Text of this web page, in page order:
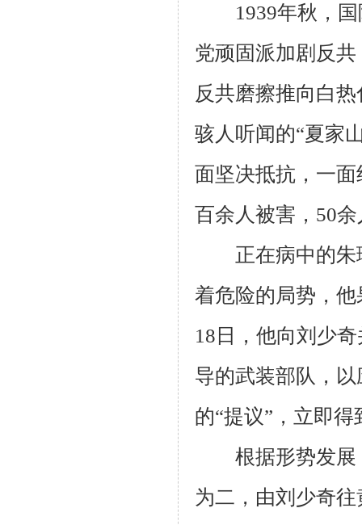
1939年秋，
党顽固派加剧反
反共磨擦推向白
骇人听闻的“夏家
面坚决抵抗，一
百余人被害， 50余
正在病中的朱
着危险的局势，
18 日，他向刘少
导的武装部队，
的“提议”，立即
根据形势发展
为二，由刘少奇